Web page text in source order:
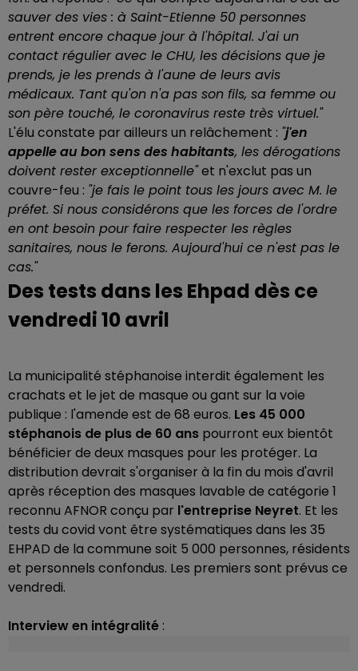
sauver des vies : à Saint-Etienne 50 personnes
entrent encore chaque jour à l'hôpital. J'ai un
contact régulier avec le CHU, les décisions que je
prends, je les prends à l'aune de leurs avis
médicaux. Tant qu'on n'a pas son fils, sa femme ou
son père touché, le coronavirus reste très virtuel."
L'élu constate par ailleurs un relâchement : "j'en
appelle au bon sens des habitants, les dérogations
doivent rester exceptionnelle"et n'exclut pas un
couvre-feu : "je fais le point tous les jours avec M. le
préfet. Si nous considérons que les forces de l'ordre
en ont besoin pour faire respecter les règles
sanitaires, nous le ferons. Aujourd'hui ce n'est pas le
cas."
Des tests dans les Ehpad dès ce
vendredi 10 avril
La municipalité stéphanoise interdit également les
crachats et le jet de masque ou gant sur la voie
publique : l'amende est de 68 euros. Les 45 000
stéphanois de plus de 60 ans pourront eux bientôt
bénéficier de deux masques pour les protéger. La
distribution devrait s'organiser à la fin du mois d'avril
après réception des masques lavable de catégorie 1
reconnu AFNOR conçu par l'entreprise Neyret. Et les
tests du covid vont être systématiques dans les 35
EHPAD de la commune soit 5 000 personnes, résidents
et personnels confondus. Les premiers sont prévus ce
vendredi.
Interview en intégralité :